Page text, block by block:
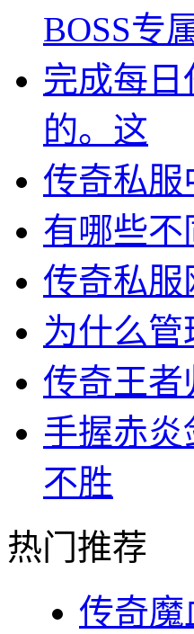
BOSS专
完成每
的。这
传奇私服
有哪些
传奇私服
为什么
传奇王者
手握赤
不胜
热门推荐
传奇魔